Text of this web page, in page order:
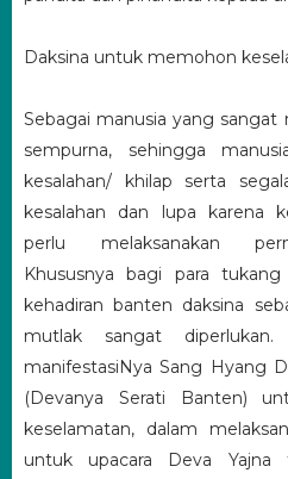
Daksina untuk memohon
Sebagai manusia yang sangat
sempurna, sehingga
kesalahan/ khilap serta
kesalahan dan lupa karena
perlu melaksanakan
Khususnya bagi para
kehadiran banten daksina
mutlak sangat
manifestasiNya Sang Hyang
(Devanya Serati Banten)
keselamatan, dalam
untuk upacara Deva Yajna